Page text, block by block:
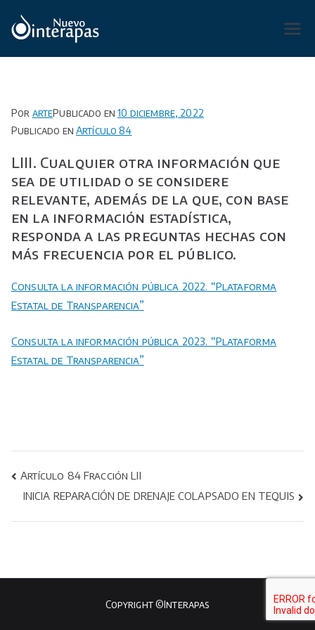
Potable, Alcantarillado y
Cerro de San Pedro.
Por artePublicado en10 diciembre, 2022
Publicado en Artículo 84
LIII. Cualquier otra información que
sea de utilidad o se considere
relevante, además de la que, con base
en la información estadística,
responda a las preguntas hechas con
más frecuencia por el público.
Consulta la información pública 2022. “Plataforma
Estatal de Transparencia”
Consulta la información pública 2023. “Plataforma
Estatal de Transparencia”
Navegación
de
Artículo 84 Fracción LII
INICIA REPARACIÓN DE DRENAJE COLAPSADO EN TEQUIS
Copyright ©Interapas